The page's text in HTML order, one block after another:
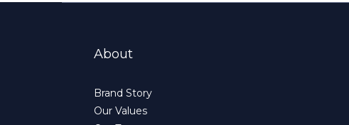
About
Brand Story
Our Values